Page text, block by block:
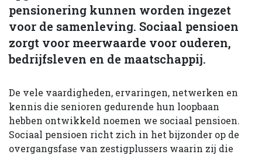
pensionering kunnen worden ingezet
voor de samenleving. Sociaal pensioen
zorgt voor meerwaarde voor ouderen,
bedrijfsleven en de maatschappij.
De vele vaardigheden, ervaringen, netwerken en
kennis die senioren gedurende hun loopbaan
hebben ontwikkeld noemen we sociaal pensioen.
Sociaal pensioen richt zich in het bijzonder op de
overgangsfase van zestigplussers waarin zij die